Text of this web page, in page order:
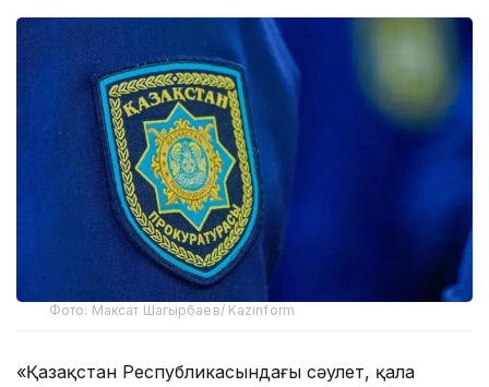
Фото: Максат Шагырбаев/ Kazinform
«Қазақстан Республикасындағы сәулет, қала